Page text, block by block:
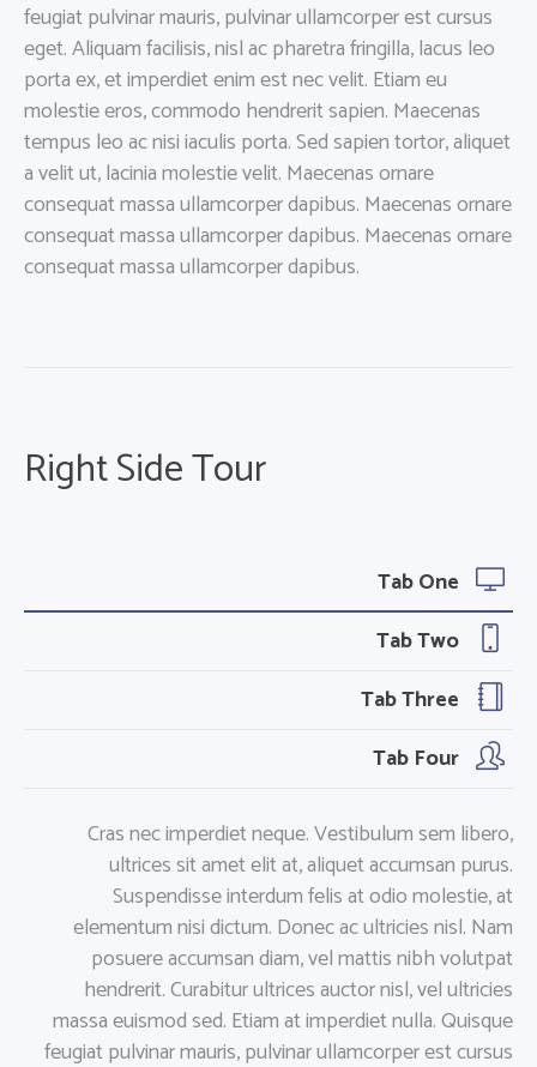
feugiat pulvinar mauris, pulvinar ullamcorper est cursus
eget. Aliquam facilisis, nisl ac pharetra fringilla, lacus leo
porta ex, et imperdiet enim est nec velit. Etiam eu
molestie eros, commodo hendrerit sapien. Maecenas
tempus leo ac nisi iaculis porta. Sed sapien tortor, aliquet
a velit ut, lacinia molestie velit. Maecenas ornare
consequat massa ullamcorper dapibus. Maecenas ornare
consequat massa ullamcorper dapibus. Maecenas ornare
consequat massa ullamcorper dapibus.
Right Side Tour
Tab One
Tab Two
Tab Three
Tab Four
Cras nec imperdiet neque. Vestibulum sem libero,
ultrices sit amet elit at, aliquet accumsan purus.
Suspendisse interdum felis at odio molestie, at
elementum nisi dictum. Donec ac ultricies nisl. Nam
posuere accumsan diam, vel mattis nibh volutpat
hendrerit. Curabitur ultrices auctor nisl, vel ultricies
massa euismod sed. Etiam at imperdiet nulla. Quisque
feugiat pulvinar mauris, pulvinar ullamcorper est cursus